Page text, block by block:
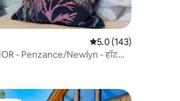
औसत रेटिंग 5 में से 5.0,
5.0 (143)
- Penzance/Newlyn - हॉट